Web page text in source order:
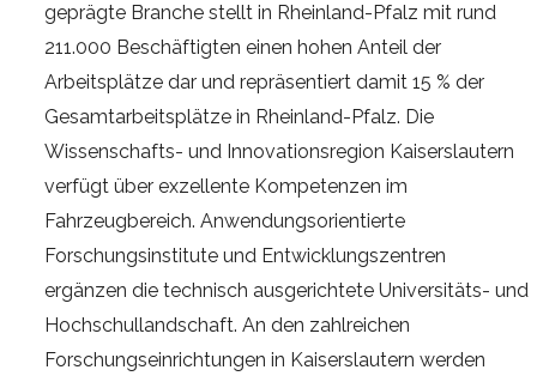
geprägte Branche stellt in Rheinland-Pfalz mit rund
211.000 Beschäftigten einen hohen Anteil der
Arbeitsplätze dar und repräsentiert damit 15 % der
Gesamtarbeitsplätze in Rheinland-Pfalz. Die
Wissenschafts- und Innovationsregion Kaiserslautern
verfügt über exzellente Kompetenzen im
Fahrzeugbereich. Anwendungsorientierte
Forschungsinstitute und Entwicklungszentren
ergänzen die technisch ausgerichtete Universitäts- und
Hochschullandschaft. An den zahlreichen
Forschungseinrichtungen in Kaiserslautern werden